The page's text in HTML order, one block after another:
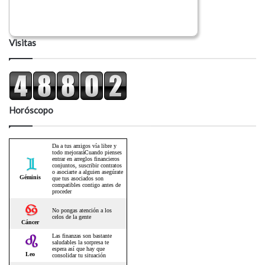
Visitas
Horóscopo